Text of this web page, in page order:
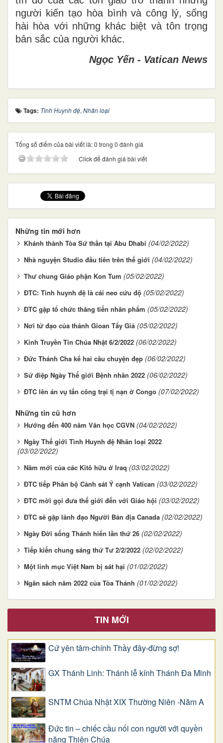
người kiến tạo hòa bình và công lý, sống
hài hòa với những khác biệt và tôn trọng
bản sắc của người khác.
Ngọc Yến - Vatican News
Tags: Tình Huynh đệ, Nhân loại
Tổng số điểm của bài viết là: 0 trong 0 đánh giá
Click để đánh giá bài viết
Những tin mới hơn
Khánh thành Tòa Sứ thần tại Abu Dhabi (04/02/2022)
Nhà nguyện Studio đầu tiên trên thế giới (04/02/2022)
Thư chung Giáo phận Kon Tum (05/02/2022)
ĐTC: Tình huynh đệ là cái neo cứu độ (05/02/2022)
ĐTC gặp tổ chức thăng tiến nhân phẩm (05/02/2022)
Nơi tử đạo của thánh Gioan Tẩy Giả (05/02/2022)
Kinh Truyền Tin Chúa Nhật 6/2/2022 (06/02/2022)
Đức Thánh Cha kể hai câu chuyện đẹp (06/02/2022)
Sứ điệp Ngày Thế giới Bệnh nhân 2022 (06/02/2022)
ĐTC lên án vụ tấn công trại tị nạn ở Congo (07/02/2022)
Những tin cũ hơn
Hướng đến 400 năm Văn học CGVN (04/02/2022)
Ngày Thế giới Tình Huynh đệ Nhân loại 2022
(03/02/2022)
Năm mới của các Kitô hữu ở Iraq (03/02/2022)
ĐTC tiếp Phân bộ Cảnh sát Ý cạnh Vatican (03/02/2022)
ĐTC mời gọi đưa thế giới đến với Giáo hội (03/02/2022)
ĐTC sẽ gặp lãnh đạo Người Bản địa Canada (02/02/2022)
Ngày Đời sống Thánh hiến lần thứ 26 (02/02/2022)
Tiếp kiến chung sáng thứ Tư 2/2/2022 (02/02/2022)
Một linh mục Việt Nam bị sát hại (01/02/2022)
Ngân sách năm 2022 của Tòa Thánh (01/02/2022)
TIN MỚI
Cứ yên tâm-chính Thầy đây-đừng sợ!
GX Thánh Linh: Thánh lễ kính Thánh Đa Minh
SNTM Chúa Nhật XIX Thường Niên -Năm A
Đức tin – chiếc cầu nối con người với quyền
năng Thiên Chúa